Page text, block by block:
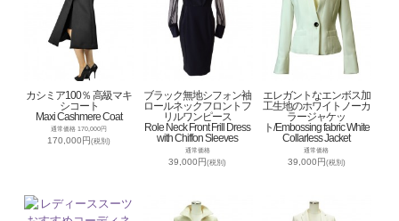
カシミア100％ 高級マキ
シコート
Maxi Cashmere Coat
通常価格 170,000円
170,000円(税別)
ブラック無地シフォン袖
ロールネックフロントフ
リルワンピース
Role Neck Front Frill Dress
with Chiffon Sleeves
通常価格
39,000円(税別)
エレガントなエンボス加
工生地のホワイトノーカ
ラージャケッ
ト/Embossing fabric White
Collarless Jacket
通常価格
39,000円(税別)